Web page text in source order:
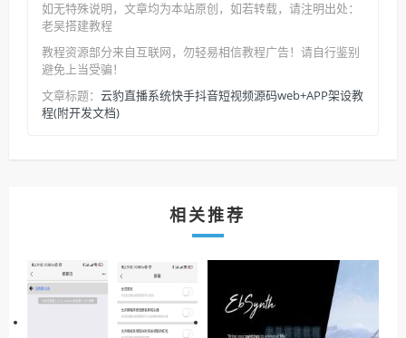
如无特殊说明，文章均为本站原创 ，如若转载，请注明出处：
老吴搭建教程
教程资源部分来自互联网，勿轻易相信教程广告！请自行鉴别
避免上当受骗！
文章标题： 云豹直播系统快手抖音短视频源码web+APP架设教
程(附开发文档)
相关推荐